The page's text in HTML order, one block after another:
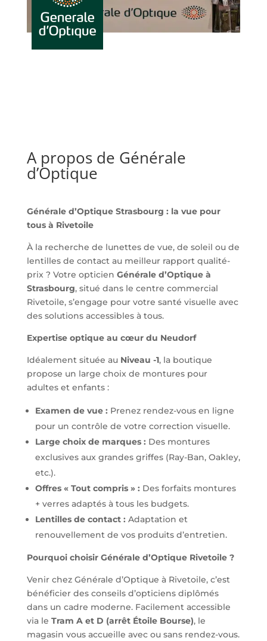
A propos de Générale
d’Optique
Générale d’Optique Strasbourg : la vue pour
tous à Rivetoile
À la recherche de lunettes de vue, de soleil ou de
lentilles de contact au meilleur rapport qualité-
prix ? Votre opticien Générale d’Optique à
Strasbourg, situé dans le centre commercial
Rivetoile, s’engage pour votre santé visuelle avec
des solutions accessibles à tous.
Expertise optique au cœur du Neudorf
Idéalement située au Niveau -1, la boutique
propose un large choix de montures pour
adultes et enfants :
Examen de vue : Prenez rendez-vous en ligne
pour un contrôle de votre correction visuelle.
Large choix de marques : Des montures
exclusives aux grandes griffes (Ray-Ban, Oakley,
etc.).
Offres « Tout compris » : Des forfaits montures
+ verres adaptés à tous les budgets.
Lentilles de contact : Adaptation et
renouvellement de vos produits d’entretien.
Pourquoi choisir Générale d’Optique Rivetoile ?
Venir chez Générale d’Optique à Rivetoile, c’est
bénéficier des conseils d’opticiens diplômés
dans un cadre moderne. Facilement accessible
via le Tram A et D (arrêt Étoile Bourse), le
magasin vous accueille avec ou sans rendez-vous.